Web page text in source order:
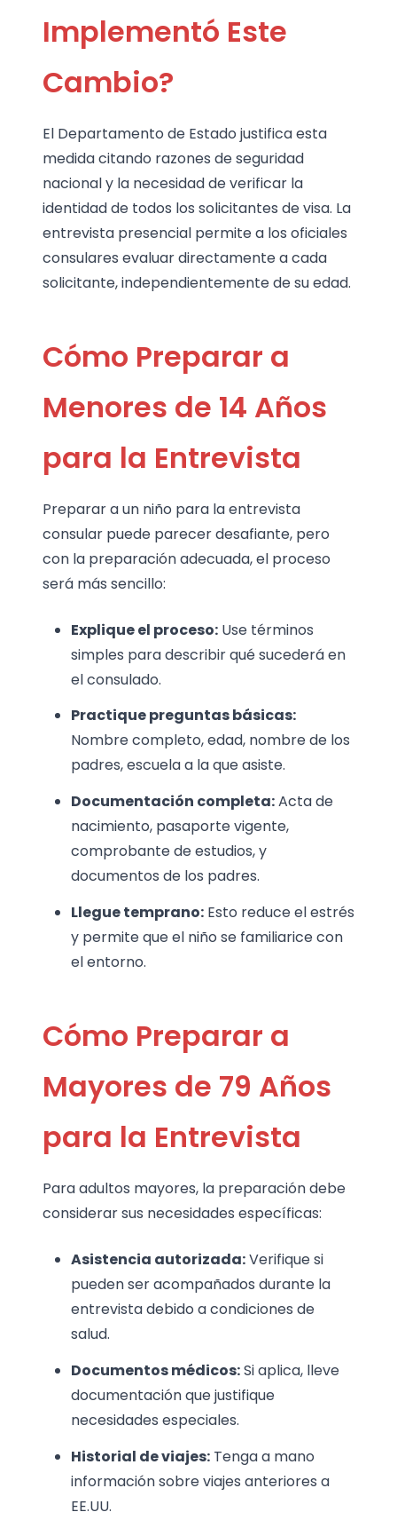
Implementó Este
Cambio?
El Departamento de Estado justifica esta
medida citando razones de seguridad
nacional y la necesidad de verificar la
identidad de todos los solicitantes de visa. La
entrevista presencial permite a los oficiales
consulares evaluar directamente a cada
solicitante, independientemente de su edad.
Cómo Preparar a
Menores de 14 Años
para la Entrevista
Preparar a un niño para la entrevista
consular puede parecer desafiante, pero
con la preparación adecuada, el proceso
será más sencillo:
Explique el proceso: Use términos
simples para describir qué sucederá en
el consulado.
Practique preguntas básicas:
Nombre completo, edad, nombre de los
padres, escuela a la que asiste.
Documentación completa:Acta de
nacimiento, pasaporte vigente,
comprobante de estudios, y
documentos de los padres.
Llegue temprano: Esto reduce el estrés
y permite que el niño se familiarice con
el entorno.
Cómo Preparar a
Mayores de 79 Años
para la Entrevista
Para adultos mayores, la preparación debe
considerar sus necesidades específicas:
Asistencia autorizada:Verifique si
pueden ser acompañados durante la
entrevista debido a condiciones de
salud.
Documentos médicos:Si aplica, lleve
documentación que justifique
necesidades especiales.
Historial de viajes: Tenga a mano
información sobre viajes anteriores a
EE.UU.